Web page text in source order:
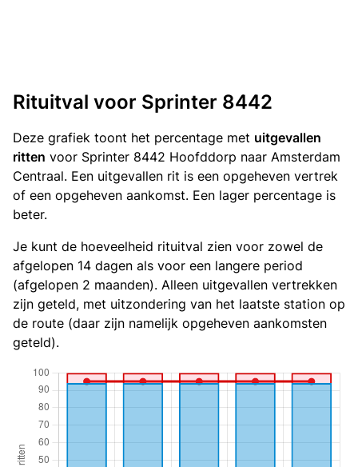
Rituitval voor Sprinter 8442
Deze grafiek toont het percentage met uitgevallen
ritten voor Sprinter 8442 Hoofddorp naar Amsterdam
Centraal. Een uitgevallen rit is een opgeheven vertrek
of een opgeheven aankomst. Een lager percentage is
beter.
Je kunt de hoeveelheid rituitval zien voor zowel de
afgelopen 14 dagen als voor een langere period
(afgelopen 2 maanden). Alleen uitgevallen vertrekken
zijn geteld, met uitzondering van het laatste station op
de route (daar zijn namelijk opgeheven aankomsten
geteld).